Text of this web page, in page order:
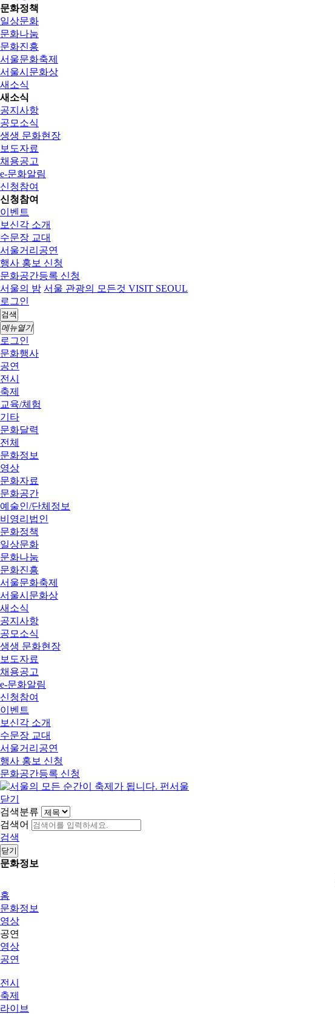
문화정책
일상문화
문화나눔
문화진흥
서울문화축제
서울시문화상
새소식
새소식
공지사항
공모소식
생생 문화현장
보도자료
채용공고
e-문화알림
신청참여
신청참여
이벤트
보신각 소개
수문장 교대
서울거리공연
행사 홍보 신청
문화공간등록 신청
서울의 밤 서울 관광의 모든것 VISIT SEOUL
로그인
검색
메뉴열기
로그인
문화행사
공연
전시
축제
교육/체험
기타
문화달력
전체
문화정보
영상
문화자료
문화공간
예술인/단체정보
비영리법인
문화정책
일상문화
문화나눔
문화진흥
서울문화축제
서울시문화상
새소식
공지사항
공모소식
생생 문화현장
보도자료
채용공고
e-문화알림
신청참여
이벤트
보신각 소개
수문장 교대
서울거리공연
행사 홍보 신청
문화공간등록 신청
닫기
검색분류
검색어
검색
닫기
문화정보
홈
문화정보
영상
공연
영상
공연
전시
축제
라이브